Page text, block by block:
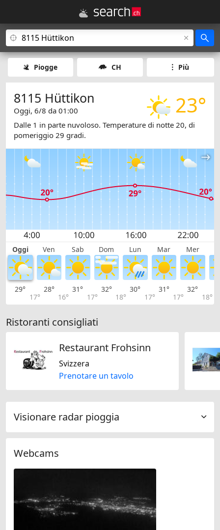
Piogge CH Più
23°
8115 Hüttikon
Oggi, 6/8 da 01:00
Dalle 1 in parte nuvoloso. Temperature di notte 20, di
pomeriggio 29 gradi.
Oggi Ven Sab Dom Lun Mar Mer
29°
17°
28°
16°
31°
17°
32°
18°
30°
17°
31°
17°
32°
18°
Ristoranti consigliati
Restaurant Frohsinn
Svizzera
Prenotare un tavolo
Visionare radar pioggia
Webcams